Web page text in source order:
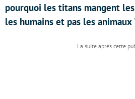
pourquoi les titans mangent
les humains et pas les animaux